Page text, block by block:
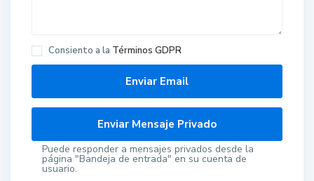
Consiento a la Términos GDPR
Puede responder a mensajes privados desde la
página "Bandeja de entrada" en su cuenta de
usuario.